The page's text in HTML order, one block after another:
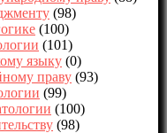
(98)
(100)
(101)
языку (0)
праву (93)
(99)
(100)
(98)